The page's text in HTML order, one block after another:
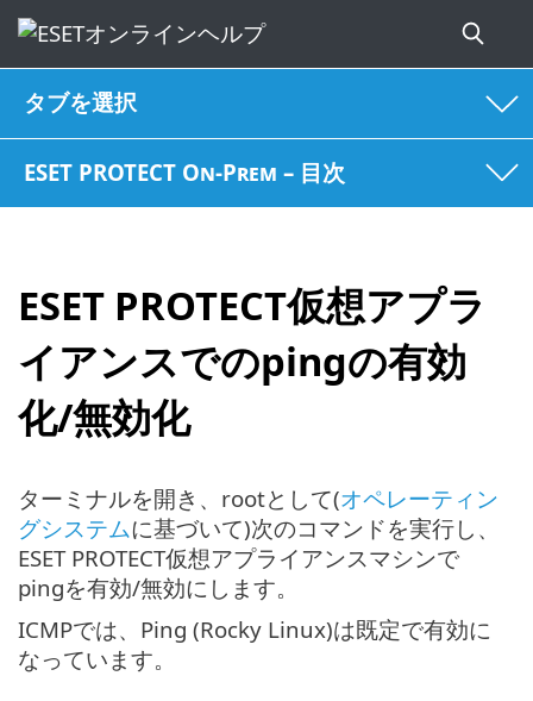
タブを選択
ESET PROTECT On-Prem – 目次
ESET PROTECT仮想アプラ
イアンスでのpingの有効
化/無効化
ターミナルを開き、rootとして(オペレーティン
グシステムに基づいて)次のコマンドを実行し、
ESET PROTECT仮想アプライアンスマシンで
pingを有効/無効にします。
ICMPでは、Ping (Rocky Linux)は既定で有効に
なっています。